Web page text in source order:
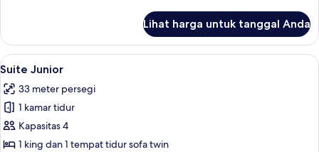
Suite
Lihat harga untuk tanggal Anda
Lihat
semua
foto
untuk
Suite
Junior
Suite Junior | Minibar, brankas, meja
4
Suite Junior
33 meter persegi
1 kamar tidur
Kapasitas 4
1 king dan 1 tempat tidur sofa twin